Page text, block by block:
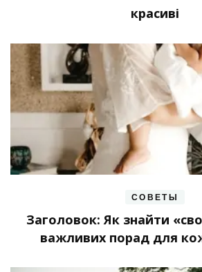
красиві
СОВЕТЫ
Заголовок: Як знайти
важливих порад для